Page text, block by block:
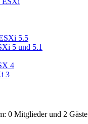
5.5
5 und 5.1
4
3
0 Mitglieder und 2 Gäste